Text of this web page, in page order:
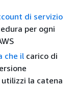
di servizio
per ogni
che il carico di
la catena